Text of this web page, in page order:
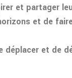
et partager
et de
et de